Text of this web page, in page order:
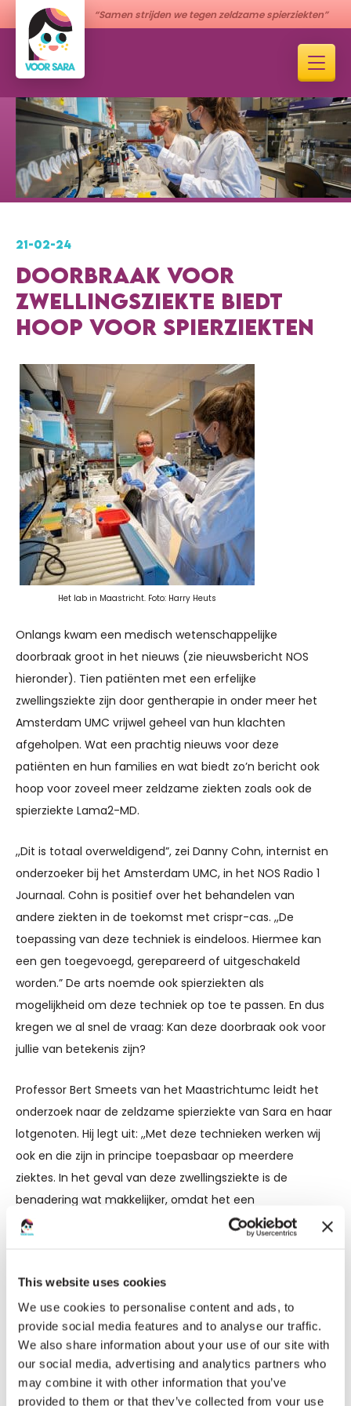
This website uses cookies
We use cookies to personalise content and ads, to
provide social media features and to analyse our traffic.
We also share information about your use of our site with
our social media, advertising and analytics partners who
may combine it with other information that you’ve
provided to them or that they’ve collected from your use
“Samen strijden we tegen zeldzame spierziekten”
21-02-24
DOORBRAAK VOOR
ZWELLINGSZIEKTE BIEDT
HOOP VOOR SPIERZIEKTEN
Het lab in Maastricht. Foto: Harry Heuts
Onlangs kwam een medisch wetenschappelijke
doorbraak groot in het nieuws (zie nieuwsbericht NOS
hieronder). Tien patiënten met een erfelijke
zwellingsziekte zijn door gentherapie in onder meer het
Amsterdam UMC vrijwel geheel van hun klachten
afgeholpen. Wat een prachtig nieuws voor deze
patiënten en hun families en wat biedt zo’n bericht ook
hoop voor zoveel meer zeldzame ziekten zoals ook de
spierziekte Lama2-MD.
,,Dit is totaal overweldigend”, zei Danny Cohn, internist en
onderzoeker bij het Amsterdam UMC, in het NOS Radio 1
Journaal. Cohn is positief over het behandelen van
andere ziekten in de toekomst met crispr-cas. ,,De
toepassing van deze techniek is eindeloos. Hiermee kan
een gen toegevoegd, gerepareerd of uitgeschakeld
worden.” De arts noemde ook spierziekten als
mogelijkheid om deze techniek op toe te passen. En dus
kregen we al snel de vraag: Kan deze doorbraak ook voor
jullie van betekenis zijn?
Professor Bert Smeets van het Maastrichtumc leidt het
onderzoek naar de zeldzame spierziekte van Sara en haar
lotgenoten. Hij legt uit: ,,Met deze technieken werken wij
ook en die zijn in principe toepasbaar op meerdere
ziektes. In het geval van deze zwellingsziekte is de
benadering wat makkelijker, omdat het een
stapelingsziekte is. Hierdoor is het plasma kallikreine
ze hebben het gen uitgeschakeld dat prekallikreine
maakt, de voorloper van kallikreine. Hierdoor wordt het
kallikrein in het plasma verlaagd.